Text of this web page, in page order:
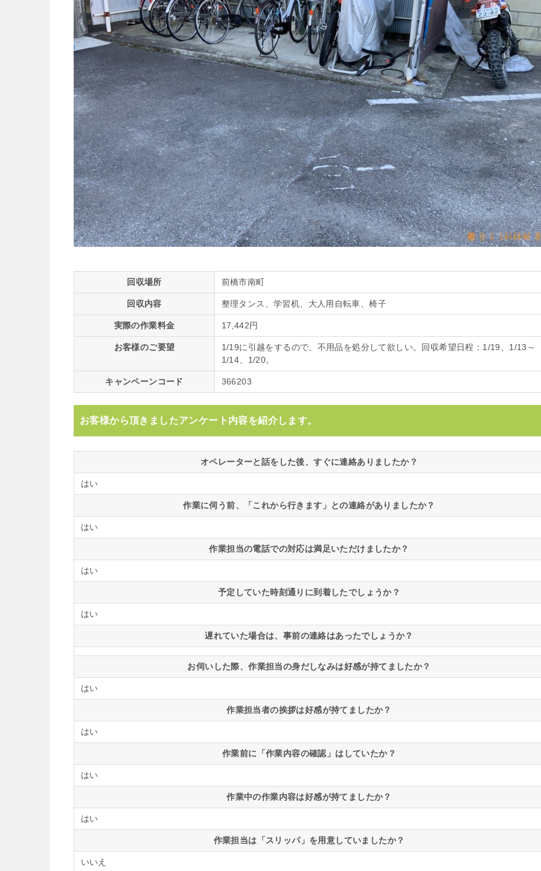
回収場所 前橋市南町
回収内容 整理タンス、学習机、大人用自転車、椅子
実際の作業料金 17,442円
お客様のご要望
1/19に引越をするので、不用品を処分して欲しい。回収希望日程：1/19、1/13～
1/14、1/20。
キャンペーンコード 366203
お客様から頂きましたアンケート内容を紹介します。
オペレーターと話をした後、すぐに連絡ありましたか？
はい
作業に伺う前、「これから行きます」との連絡がありましたか？
はい
作業担当の電話での対応は満足いただけましたか？
はい
予定していた時刻通りに到着したでしょうか？
はい
遅れていた場合は、事前の連絡はあったでしょうか？
お伺いした際、作業担当の身だしなみは好感が持てましたか？
はい
作業担当者の挨拶は好感が持てましたか？
はい
作業前に「作業内容の確認」はしていたか？
はい
作業中の作業内容は好感が持てましたか？
はい
作業担当は「スリッパ」を用意していましたか？
いいえ